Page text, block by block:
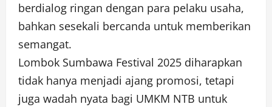
berdialog ringan dengan para pelaku usaha,
bahkan sesekali bercanda untuk memberikan
semangat.
Lombok Sumbawa Festival 2025 diharapkan
tidak hanya menjadi ajang promosi, tetapi
juga wadah nyata bagi UMKM NTB untuk